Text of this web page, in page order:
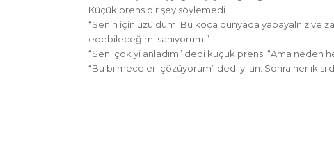
Küçük prens bir şey söylemedi.
“Senin için üzüldüm. Bu koca dünyada yapayalnız ve
edebileceğimi sanıyorum.”
“Seni çok yi anladım” dedi küçük prens. “Ama neden
“Bu bilmeceleri çözüyorum” dedi yılan. Sonra her ikisi